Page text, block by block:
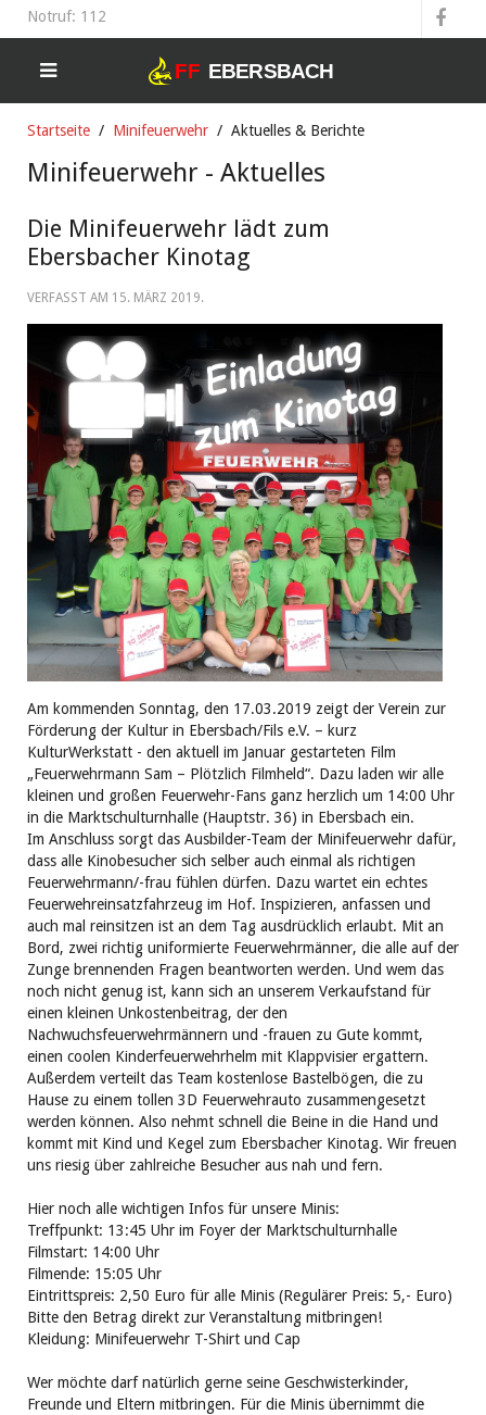
Notruf: 112
Startseite Minifeuerwehr Aktuelles & Berichte
Minifeuerwehr - Aktuelles
Die Minifeuerwehr lädt zum
Ebersbacher Kinotag
VERFASST AM 15. MÄRZ 2019.
Am kommenden Sonntag, den 17.03.2019 zeigt der Verein zur
Förderung der Kultur in Ebersbach/Fils e.V. – kurz
KulturWerkstatt - den aktuell im Januar gestarteten Film
„Feuerwehrmann Sam – Plötzlich Filmheld“. Dazu laden wir alle
kleinen und großen Feuerwehr-Fans ganz herzlich um 14:00 Uhr
in die Marktschulturnhalle (Hauptstr. 36) in Ebersbach ein.
Im Anschluss sorgt das Ausbilder-Team der Minifeuerwehr dafür,
dass alle Kinobesucher sich selber auch einmal als richtigen
Feuerwehrmann/-frau fühlen dürfen. Dazu wartet ein echtes
Feuerwehreinsatzfahrzeug im Hof. Inspizieren, anfassen und
auch mal reinsitzen ist an dem Tag ausdrücklich erlaubt. Mit an
Bord, zwei richtig uniformierte Feuerwehrmänner, die alle auf der
Zunge brennenden Fragen beantworten werden. Und wem das
noch nicht genug ist, kann sich an unserem Verkaufstand für
einen kleinen Unkostenbeitrag, der den
Nachwuchsfeuerwehrmännern und -frauen zu Gute kommt,
einen coolen Kinderfeuerwehrhelm mit Klappvisier ergattern.
Außerdem verteilt das Team kostenlose Bastelbögen, die zu
Hause zu einem tollen 3D Feuerwehrauto zusammengesetzt
werden können. Also nehmt schnell die Beine in die Hand und
kommt mit Kind und Kegel zum Ebersbacher Kinotag. Wir freuen
uns riesig über zahlreiche Besucher aus nah und fern.
Hier noch alle wichtigen Infos für unsere Minis:
Treffpunkt: 13:45 Uhr im Foyer der Marktschulturnhalle
Filmstart: 14:00 Uhr
Filmende: 15:05 Uhr
Eintrittspreis: 2,50 Euro für alle Minis (Regulärer Preis: 5,- Euro)
Bitte den Betrag direkt zur Veranstaltung mitbringen!
Kleidung: Minifeuerwehr T-Shirt und Cap
Wer möchte darf natürlich gerne seine Geschwisterkinder,
Freunde und Eltern mitbringen. Für die Minis übernimmt die